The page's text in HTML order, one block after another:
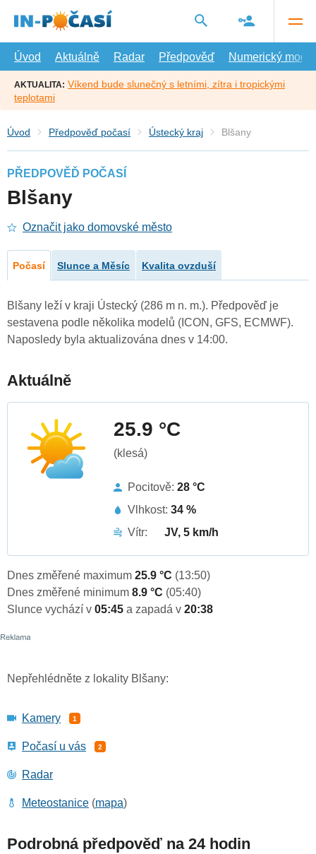
hlavní
Úvod
Aktuálně Radar Předpověď Numerický model
AKTUALITA: Víkend bude slunečný s letními, zítra i tropickými
teplotami
Úvod Předpověď počasí Ústecký kraj Blšany
PŘEDPOVĚĎ POČASÍ
Blšany
Označit jako domovské město
Počasí Slunce a Měsíc Kvalita ovzduší
Blšany leží v kraji Ústecký (286 m n. m.). Předpověď je
sestavena podle několika modelů (ICON, GFS, ECMWF).
Naposledy byla aktualizována dnes v 14:00.
Aktuálně
25.9 °C
(klesá)
Pocitově: 28 °C
Vlhkost: 34 %
Vítr:
JV, 5 km/h
Dnes změřené maximum 25.9 °C (13:50)
Dnes změřené minimum 8.9 °C (05:40)
Slunce vychází v 05:45 a zapadá v 20:38
Nepřehlédněte z lokality Blšany:
Kamery 1
Počasí u vás 2
Radar
Meteostanice (mapa)
Podrobná předpověď na 24 hodin